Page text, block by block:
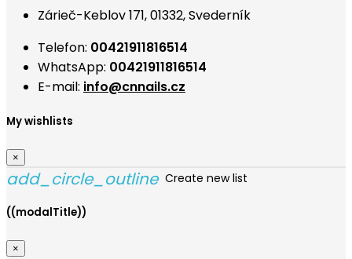
Zárieč-Keblov 171, 01332, Svederník
Telefon: 00421911816514
WhatsApp: 00421911816514
E-mail: info@cnnails.cz
My wishlists
×
add_circle_outline Create new list
((modalTitle))
×